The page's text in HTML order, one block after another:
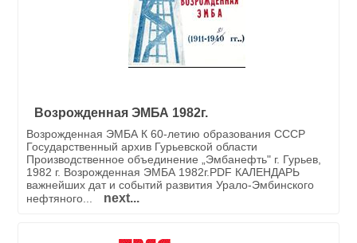
Возрожденная ЭМБА 1982г.
Возрожденная ЭМБА К 60-летию образования СССР
Государственный архив Гурьевской области
Производственное объединение „Эмбанефть" г. Гурьев,
1982 г. Возрожденная ЭМБА 1982г.PDF КАЛЕНДАРЬ
важнейших дат и событий развития Урало-Эмбинского
нефтяного...
next...